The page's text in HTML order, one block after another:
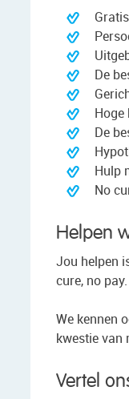
De
Hoge
De
Hulp
No
Helpen
Jou helpen
cure, no
We kennen
kwestie van
Vertel